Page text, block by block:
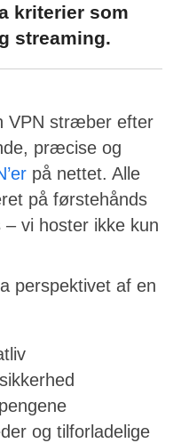
kriterier som
streaming.
VPN stræber efter
præcise og
på nettet. Alle
på førstehånds
vi hoster ikke kun
perspektivet af en
og tilforladelige